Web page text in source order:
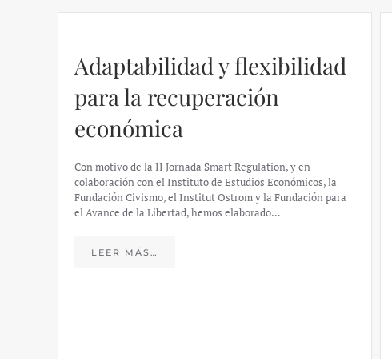
Adaptabilidad y flexibilidad
para la recuperación
económica
Con motivo de la II Jornada Smart Regulation, y en
colaboración con el Instituto de Estudios Económicos, la
Fundación Civismo, el Institut Ostrom y la Fundación para
el Avance de la Libertad, hemos elaborado…
LEER MÁS…